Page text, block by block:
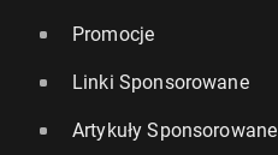
Promocje
Linki Sponsorowane
Artykuły Sponsorowane